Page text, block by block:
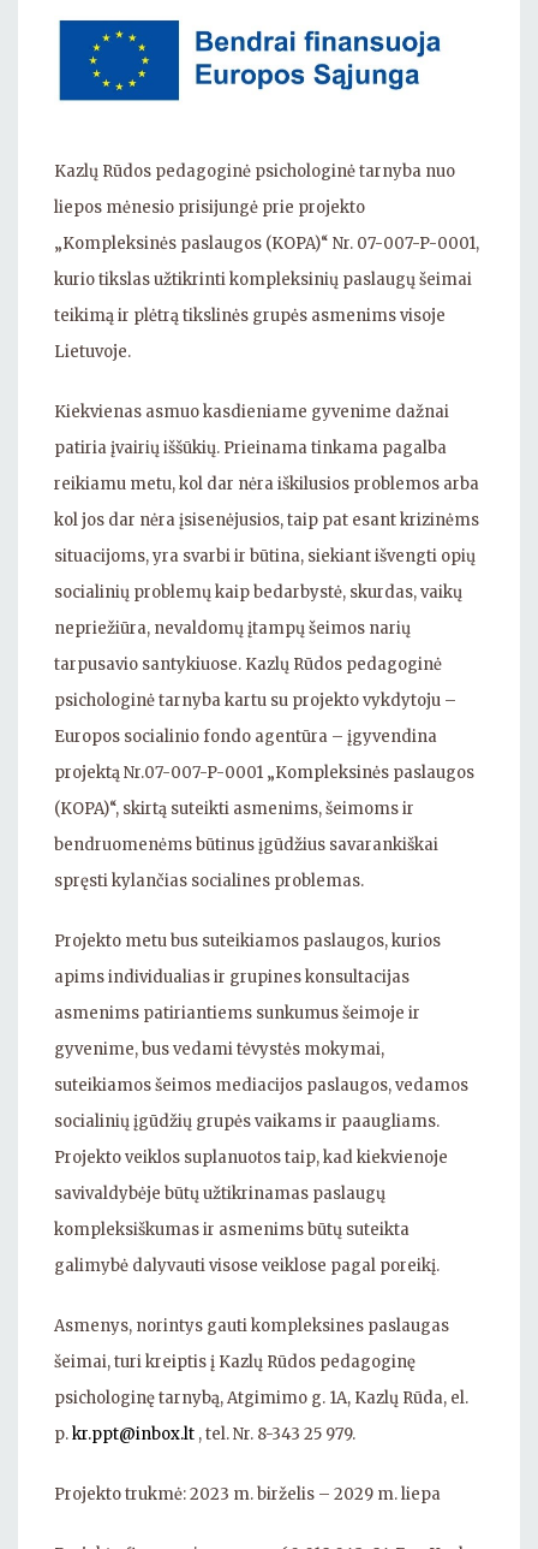
Kazlų Rūdos pedagoginė psichologinė tarnyba nuo
liepos mėnesio prisijungė prie projekto
„Kompleksinės paslaugos (KOPA)“ Nr. 07-007-P-0001,
kurio tikslas užtikrinti kompleksinių paslaugų šeimai
teikimą ir plėtrą tikslinės grupės asmenims visoje
Lietuvoje.
Kiekvienas asmuo kasdieniame gyvenime dažnai
patiria įvairių iššūkių. Prieinama tinkama pagalba
reikiamu metu, kol dar nėra iškilusios problemos arba
kol jos dar nėra įsisenėjusios, taip pat esant krizinėms
situacijoms, yra svarbi ir būtina, siekiant išvengti opių
socialinių problemų kaip bedarbystė, skurdas, vaikų
nepriežiūra, nevaldomų įtampų šeimos narių
tarpusavio santykiuose. Kazlų Rūdos pedagoginė
psichologinė tarnyba kartu su projekto vykdytoju –
Europos socialinio fondo agentūra – įgyvendina
projektą Nr.07-007-P-0001 „Kompleksinės paslaugos
(KOPA)“, skirtą suteikti asmenims, šeimoms ir
bendruomenėms būtinus įgūdžius savarankiškai
spręsti kylančias socialines problemas.
Projekto metu bus suteikiamos paslaugos, kurios
apims individualias ir grupines konsultacijas
asmenims patiriantiems sunkumus šeimoje ir
gyvenime, bus vedami tėvystės mokymai,
suteikiamos šeimos mediacijos paslaugos, vedamos
socialinių įgūdžių grupės vaikams ir paaugliams.
Projekto veiklos suplanuotos taip, kad kiekvienoje
savivaldybėje būtų užtikrinamas paslaugų
kompleksiškumas ir asmenims būtų suteikta
galimybė dalyvauti visose veiklose pagal poreikį.
Asmenys, norintys gauti kompleksines paslaugas
šeimai, turi kreiptis į Kazlų Rūdos pedagoginę
psichologinę tarnybą, Atgimimo g. 1A, Kazlų Rūda, el.
p.kr.ppt@inbox.lt , tel. Nr. 8-343 25 979.
Projekto trukmė: 2023 m. birželis – 2029 m. liepa